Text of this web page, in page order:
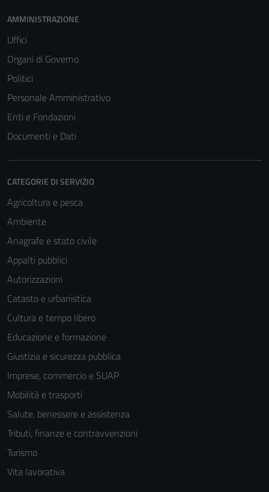
AMMINISTRAZIONE
Uffici
Organi di Governo
Politici
Personale Amministrativo
Enti e Fondazioni
Documenti e Dati
CATEGORIE DI SERVIZIO
Agricoltura e pesca
Ambiente
Anagrafe e stato civile
Appalti pubblici
Autorizzazioni
Catasto e urbanistica
Cultura e tempo libero
Educazione e formazione
Giustizia e sicurezza pubblica
Imprese, commercio e SUAP
Mobilità e trasporti
Salute, benessere e assistenza
Tributi, finanze e contravvenzioni
Turismo
Vita lavorativa